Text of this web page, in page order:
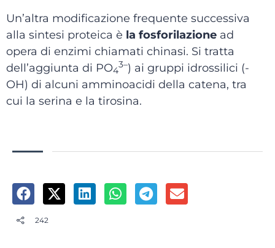
Un’altra modificazione frequente successiva
alla sintesi proteica è la fosforilazione ad
opera di enzimi chiamati chinasi. Si tratta
dell’aggiunta di PO4
3–) ai gruppi idrossilici (-
OH) di alcuni amminoacidi della catena, tra
cui la serina e la tirosina.
242